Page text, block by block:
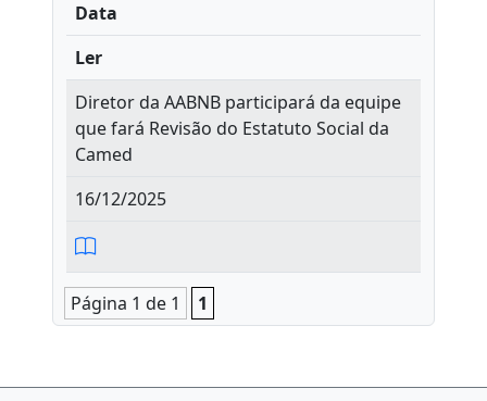
Data
Ler
Diretor da AABNB participará da equipe
que fará Revisão do Estatuto Social da
Camed
16/12/2025
Página 1 de 1 1